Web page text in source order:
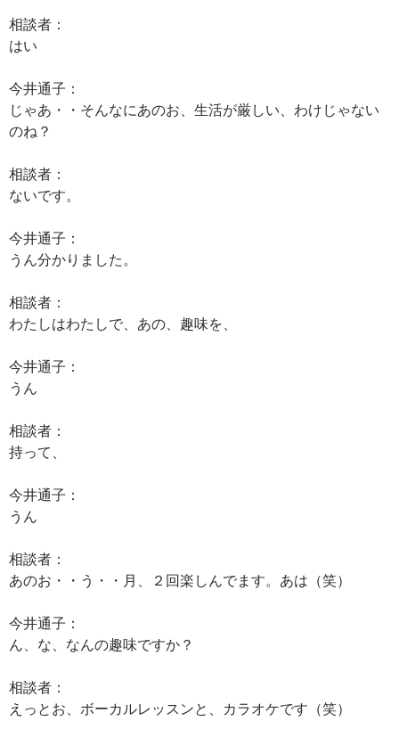
相談者：
はい
今井通子：
じゃあ・・そんなにあのお、生活が厳しい、わけじゃない
のね？
相談者：
ないです。
今井通子：
うん分かりました。
相談者：
わたしはわたしで、あの、趣味を、
今井通子：
うん
相談者：
持って、
今井通子：
うん
相談者：
あのお・・う・・月、２回楽しんでます。あは（笑）
今井通子：
ん、な、なんの趣味ですか？
相談者：
えっとお、ボーカルレッスンと、カラオケです（笑）